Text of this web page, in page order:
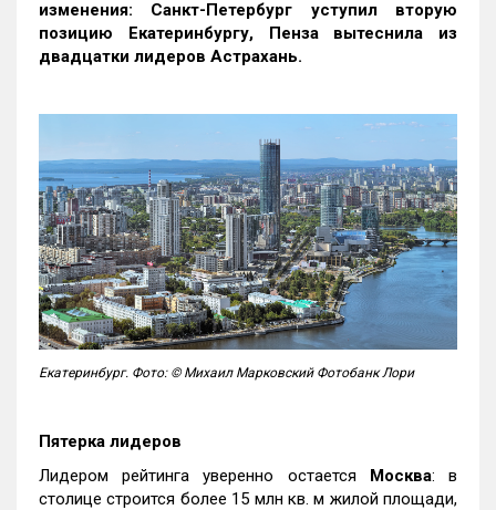
изменения: Санкт-Петербург уступил вторую
позицию Екатеринбургу, Пенза вытеснила из
двадцатки лидеров Астрахань.
Екатеринбург. Фото: © Михаил Марковский Фотобанк Лори
Пятерка лидеров
Лидером рейтинга уверенно остается Москва: в
столице строится более 15 млн кв. м жилой площади,